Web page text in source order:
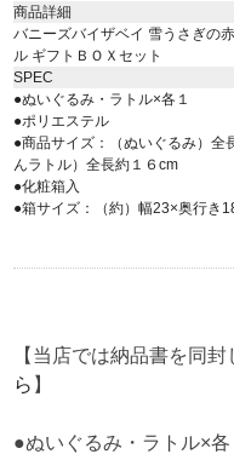
商品詳細
バニーズバイザベイ 雪うさぎの
ル ギフトＢＯＸセット
SPEC
●ぬいぐるみ・ラトル×各１
●ポリエステル
●商品サイズ：（ぬいぐるみ）全
んラトル）全長約１６cm
●化粧箱入
●箱サイズ：（約）幅23×奥行き
【当店では納品書を同
ら 】
●ぬいぐるみ・ラトル×各